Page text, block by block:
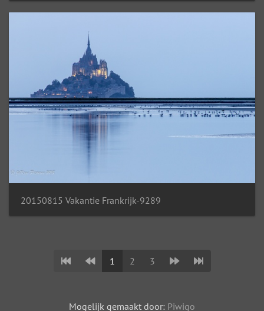
20150815 Vakantie Frankrijk-9289
1 2 3
Mogelijk gemaakt door: Piwigo